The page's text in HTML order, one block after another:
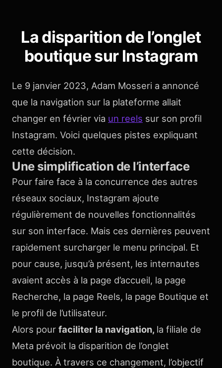
La disparition de l’onglet
boutique sur Instagram
Le 9 janvier 2023, Adam Mosseri a annoncé
que la navigation sur la plateforme allait
changer en février via un reels sur son profil
Instagram. Voici quelques pistes expliquant
cette décision.
Une simplification de l’interface
Pour faire face à la concurrence des autres
réseaux sociaux, Instagram ajoute
régulièrement de nouvelles fonctionnalités
sur son interface. Mais ces dernières peuvent
rapidement surcharger le menu principal. Et
pour cause, jusqu’à présent, les internautes
avaient accès à la page d’accueil, la page
Recherche, la page Reels, la page Boutique et
le profil de l’utilisateur.
Alors pour faciliter la navigation, la filiale de
Meta prévoit la disparition de l’onglet
boutique. À travers ce changement, l’objectif